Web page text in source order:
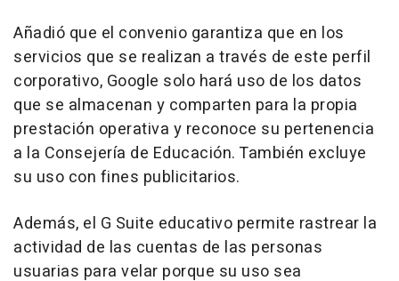
Añadió que el convenio garantiza que en los
servicios que se realizan a través de este perfil
corporativo, Google solo hará uso de los datos
que se almacenan y comparten para la propia
prestación operativa y reconoce su pertenencia
a la Consejería de Educación. También excluye
su uso con fines publicitarios.
Además, el G Suite educativo permite rastrear la
actividad de las cuentas de las personas
usuarias para velar porque su uso sea